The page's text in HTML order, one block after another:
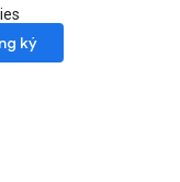
ký